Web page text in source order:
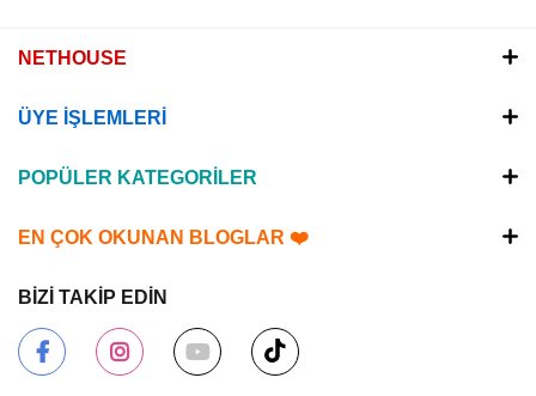
NETHOUSE
ÜYE İŞLEMLERİ
POPÜLER KATEGORİLER
EN ÇOK OKUNAN BLOGLAR ❤️
BİZİ TAKİP EDİN